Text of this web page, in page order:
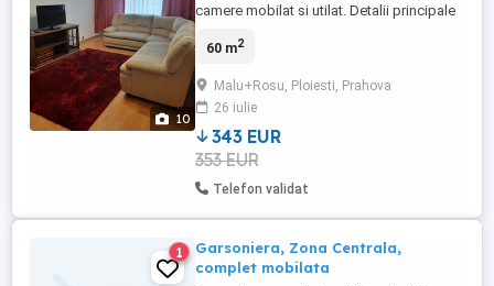
10
camere mobilat si utilat. Detalii principale
Doamna, etaj 3 din 4. Luminozitate:
beneficiază de lumină naturală pe tot
parcursul zilei, fiind foarte călduros.
Dotări: Complet mobilat și ...
60 m2
Malu+Rosu, Ploiesti, Prahova
26 iulie
343 EUR
353 EUR
Telefon validat
1
Garsoniera, Zona Centrala,
complet mobilata